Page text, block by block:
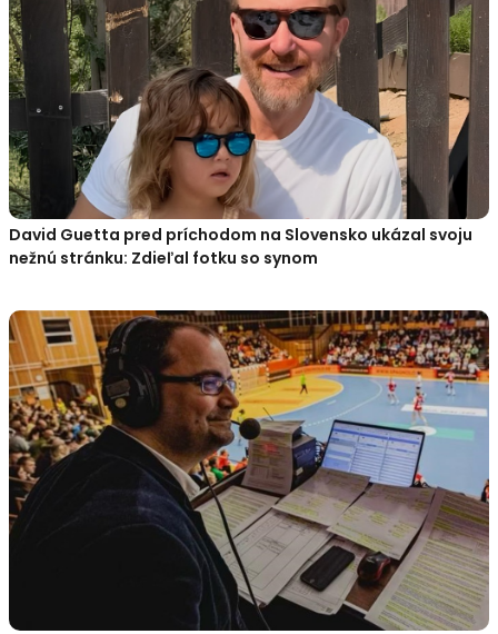
David Guetta pred príchodom na Slovensko ukázal svoju
nežnú stránku: Zdieľal fotku so synom